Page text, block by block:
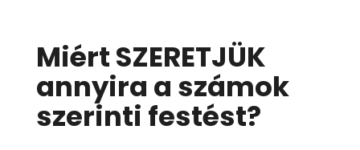
Miért SZERETJÜK
annyira a számok
szerinti festést?